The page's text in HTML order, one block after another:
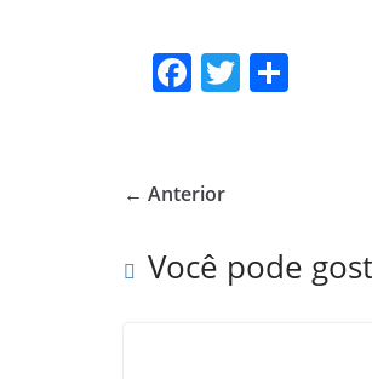
F
e
o
T
← Anterior
Você pode